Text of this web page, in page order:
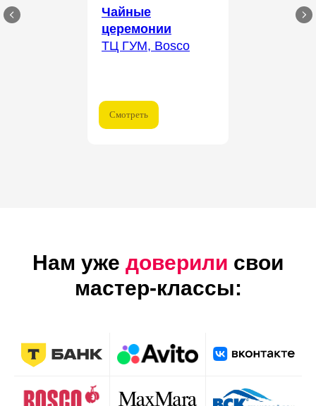
Чайные
церемонии
ТЦ ГУМ, Bosco
Смотреть
Нам уже доверили свои
мастер-классы: